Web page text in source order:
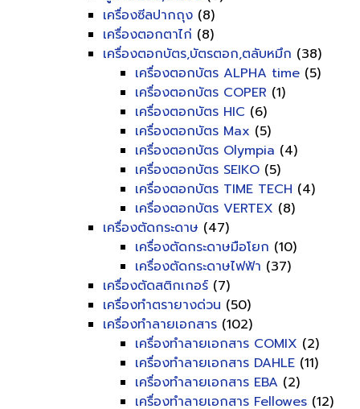
เครื่องซีลปากถุง (8)
เครื่องตอกตาไก่ (8)
เครื่องตอกบัตร,บัตรตอก,ตลับหมึก (38)
เครื่องตอกบัตร ALPHA time (5)
เครื่องตอกบัตร COPER (1)
เครื่องตอกบัตร HIC (6)
เครื่องตอกบัตร Max (5)
เครื่องตอกบัตร Olympia (4)
เครื่องตอกบัตร SEIKO (5)
เครื่องตอกบัตร TIME TECH (4)
เครื่องตอกบัตร VERTEX (8)
เครื่องตัดกระดาษ (47)
เครื่องตัดกระดาษมือโยก (10)
เครื่องตัดกระดาษไฟฟ้า (37)
เครื่องตัดสติกเกอร์ (7)
เครื่องทำตรายางด่วน (50)
เครื่องทำลายเอกสาร (102)
เครื่องทำลายเอกสาร COMIX (2)
เครื่องทำลายเอกสาร DAHLE (11)
เครื่องทำลายเอกสาร EBA (2)
เครื่องทำลายเอกสาร Fellowes (12)